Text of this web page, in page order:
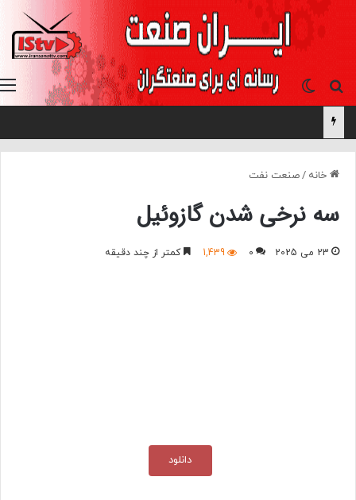
جستجو برایتغییر پوسته
خانه /صنعت نفت
سه نرخی شدن گازوئیل
23 می 2025 0
1,439 کمتر از چند دقیقه
دانلود